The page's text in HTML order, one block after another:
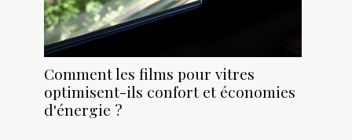
Comment les films pour vitres
optimisent-ils confort et économies
d'énergie ?